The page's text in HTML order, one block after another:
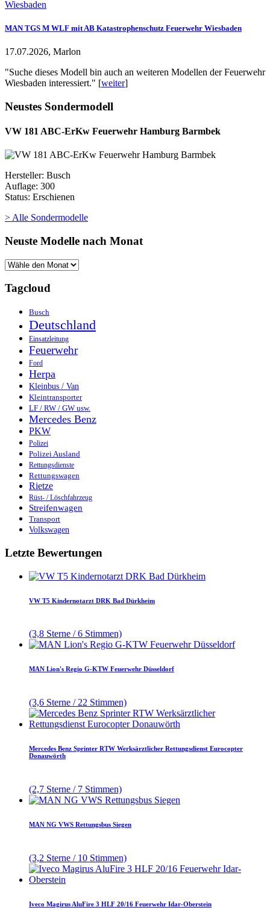
MAN TGS M WLF mit AB Katastrophenschutz Feuerwehr Wiesbaden
17.07.2026, Marlon
"Suche dieses Modell bin auch an weiteren Modellen der Feuerwehr
Wiesbaden interessiert." [weiter]
Neustes Sondermodell
VW 181 ABC-ErKw Feuerwehr Hamburg Barmbek
Hersteller: Busch
Auflage: 300
Status: Erschienen
> Alle Sondermodelle
Neuste Modelle nach Monat
Tagcloud
Busch
Deutschland
Einsatzleitung
Feuerwehr
Ford
Herpa
Kleinbus / Van
Kleintransporter
LF / RW / GW usw.
Mercedes Benz
PKW
Polizei
Polizei Ausland
Rettungsdienste
Rettungswagen
Rietze
Rüst- / Löschfahrzeug
Streifenwagen
Transport
Volkswagen
Letzte Bewertungen
VW T5 Kindernotarzt DRK Bad Dürkheim
(3,8 Sterne / 6 Stimmen)
MAN Lion's Regio G-KTW Feuerwehr Düsseldorf
(3,6 Sterne / 22 Stimmen)
Mercedes Benz Sprinter RTW Werksärztlicher Rettungsdienst Eurocopter
Donauwörth
(2,7 Sterne / 7 Stimmen)
MAN NG VWS Rettungsbus Siegen
(3,2 Sterne / 10 Stimmen)
Iveco Magirus AluFire 3 HLF 20/16 Feuerwehr Idar-Oberstein